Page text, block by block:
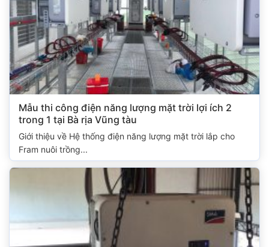
Mẫu thi công điện năng lượng mặt trời lợi ích 2
trong 1 tại Bà rịa Vũng tàu
Giới thiệu về Hệ thống điện năng lượng mặt trời lắp cho
Fram nuôi trồng...